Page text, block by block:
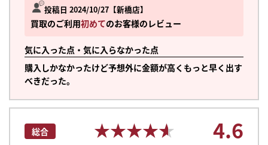
投稿日 2024/10/27 新橋店
買取のご利用初めてのお客様のレビュー
気に入った点・気に入らなかった点
購入しかなかったけど予想外に金額が高くもっと早く出す
べきだった。
総合 ★★★★★
★★★★★ 4.6